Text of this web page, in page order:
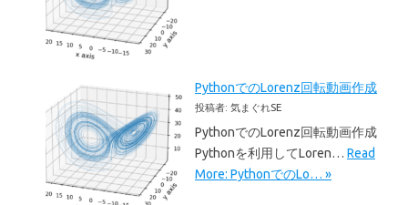
PythonでのLorenz回転動画作成
投稿者: 気まぐれSE
PythonでのLorenz回転動画作成
Pythonを利用してLoren… Read
More: PythonでのLo… »